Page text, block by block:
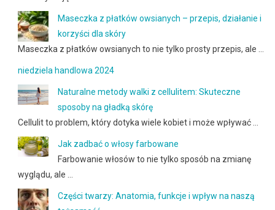
Maseczka z płatków owsianych – przepis, działanie i
korzyści dla skóry
Maseczka z płatków owsianych to nie tylko prosty przepis, ale …
niedziela handlowa 2024
Naturalne metody walki z cellulitem: Skuteczne
sposoby na gładką skórę
Cellulit to problem, który dotyka wiele kobiet i może wpływać …
Jak zadbać o włosy farbowane
Farbowanie włosów to nie tylko sposób na zmianę
wyglądu, ale …
Części twarzy: Anatomia, funkcje i wpływ na naszą